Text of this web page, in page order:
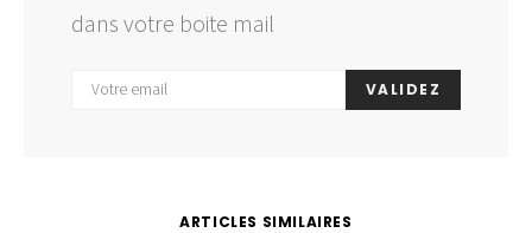
dans votre boite mail
VALIDEZ
ARTICLES SIMILAIRES